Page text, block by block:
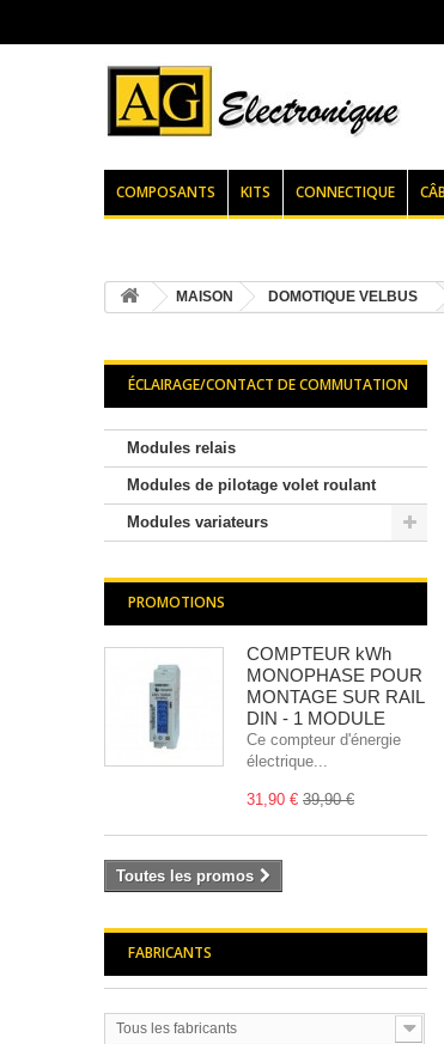
COMPOSANTS KITS CONNECTIQUE
MAISON DOMOTIQUE VELBUS
ÉCLAIRAGE/CONTACT DE COMMUTATION
Modules relais
Modules de pilotage volet roulant
Modules variateurs
PROMOTIONS
COMPTEUR kWh
MONOPHASE POUR
MONTAGE SUR RAIL
DIN - 1 MODULE
Ce compteur d'énergie
électrique...
31,90 € 39,90 €
Toutes les promos
FABRICANTS
Tous les fabricants